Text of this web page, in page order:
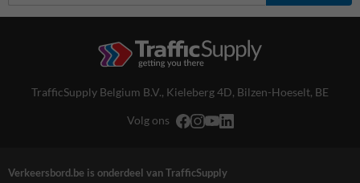
TrafficSupply Belgium B.V., Kieleberg 4D, Bilzen-Hoeselt, BE
Volg ons
Verkeersbord.be is onderdeel van TrafficSupply